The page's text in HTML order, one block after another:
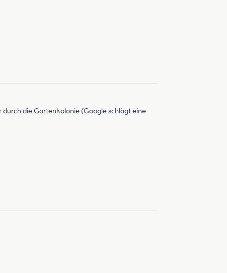
durch die Gartenkolonie (Google schlägt eine